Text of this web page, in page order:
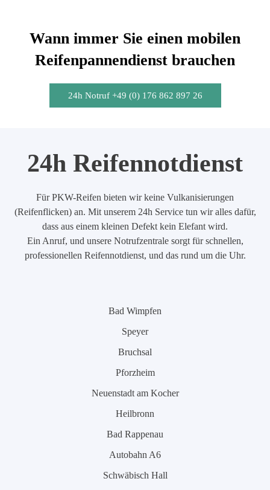
Wann immer Sie einen mobilen
Reifenpannendienst brauchen
24h Notruf +49 (0) 176 862 897 26
24h Reifennotdienst
Für PKW-Reifen bieten wir keine Vulkanisierungen
(Reifenflicken) an. Mit unserem 24h Service tun wir alles dafür,
dass aus einem kleinen Defekt kein Elefant wird.
Ein Anruf, und unsere Notrufzentrale sorgt für schnellen,
professionellen Reifennotdienst, und das rund um die Uhr.
Bad Wimpfen
Speyer
Bruchsal
Pforzheim
Neuenstadt am Kocher
Heilbronn
Bad Rappenau
Autobahn A6
Schwäbisch Hall